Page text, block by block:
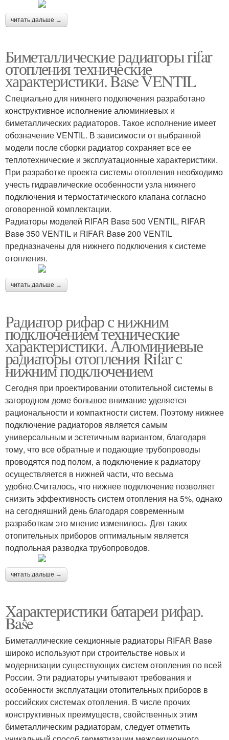
читать дальше →
Биметаллические радиаторы rifar
отопления технические
характеристики. Base VENTIL
Специально для нижнего подключения разработано
конструктивное исполнение алюминиевых и
биметаллических радиаторов. Такое исполнение имеет
обозначение VENTIL. В зависимости от выбранной
модели после сборки радиатор сохраняет все ее
теплотехнические и эксплуатационные характеристики.
При разработке проекта системы отопления необходимо
учесть гидравлические особенности узла нижнего
подключения и термостатического клапана согласно
оговоренной комплектации.
Радиаторы моделей RIFAR Base 500 VENTIL, RIFAR
Base 350 VENTIL и RIFAR Base 200 VENTIL
предназначены для нижнего подключения к системе
отопления.
читать дальше →
Радиатор рифар с нижним
подключением технические
характеристики. Алюминиевые
радиаторы отопления Rifar с
нижним подключением
Сегодня при проектировании отопительной системы в
загородном доме большое внимание уделяется
рациональности и компактности систем. Поэтому нижнее
подключение радиаторов является самым
универсальным и эстетичным вариантом, благодаря
тому, что все обратные и подающие трубопроводы
проводятся под полом, а подключение к радиатору
осуществляется в нижней части, что весьма
удобно.Считалось, что нижнее подключение позволяет
снизить эффективность систем отопления на 5%, однако
на сегодняшний день благодаря современным
разработкам это мнение изменилось. Для таких
отопительных приборов оптимальным является
подпольная разводка трубопроводов.
читать дальше →
Характеристики батареи рифар.
Base
Биметаллические секционные радиаторы RIFAR Base
широко используют при строительстве новых и
модернизации существующих систем отопления по всей
России. Эти радиаторы учитывают требования и
особенности эксплуатации отопительных приборов в
российских системах отопления. В числе прочих
конструктивных преимуществ, свойственных этим
биметаллическим радиаторам, следует отметить